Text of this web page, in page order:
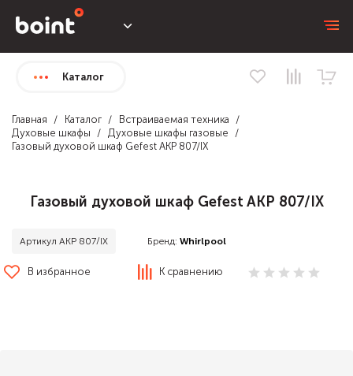
Каталог
Главная Каталог
Встраиваемая техника
Духовые шкафы
Духовые шкафы газовые
Газовый духовой шкаф Gefest AKP 807/IX
Газовый духовой шкаф Gefest AKP 807/IX
Артикул AKP 807/IX Бренд: Whirlpool
В избранное К сравнению